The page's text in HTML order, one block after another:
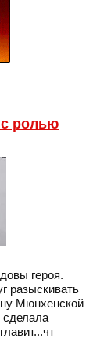
ролью
героя.
разыскивать
Мюнхенской
сделала